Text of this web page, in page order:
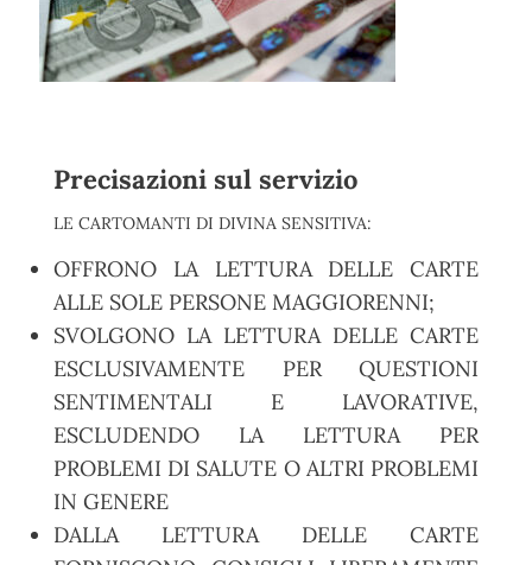
Precisazioni sul servizio
LE CARTOMANTI DI DIVINA SENSITIVA:
OFFRONO LA LETTURA DELLE CARTE
ALLE SOLE PERSONE MAGGIORENNI;
SVOLGONO LA LETTURA DELLE CARTE
ESCLUSIVAMENTE PER QUESTIONI
SENTIMENTALI E LAVORATIVE,
ESCLUDENDO LA LETTURA PER
PROBLEMI DI SALUTE O ALTRI PROBLEMI
IN GENERE
DALLA LETTURA DELLE CARTE